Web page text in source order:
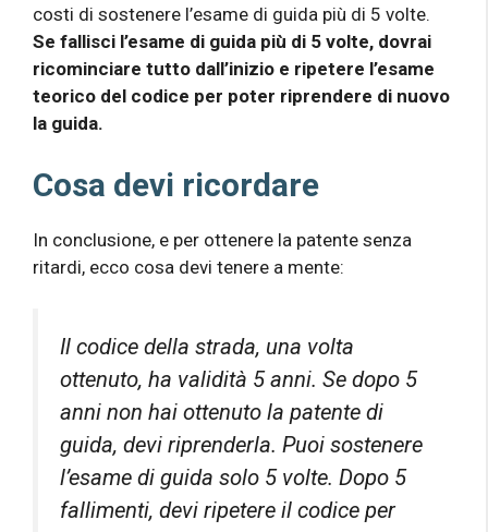
costi di sostenere l’esame di guida più di 5 volte.
Se fallisci l’esame di guida più di 5 volte, dovrai
ricominciare tutto dall’inizio e ripetere l’esame
teorico del codice per poter riprendere di nuovo
la guida.
Cosa devi ricordare
In conclusione, e per ottenere la patente senza
ritardi, ecco cosa devi tenere a mente:
Il codice della strada, una volta
ottenuto, ha validità 5 anni. Se dopo 5
anni non hai ottenuto la patente di
guida, devi riprenderla. Puoi sostenere
l’esame di guida solo 5 volte. Dopo 5
fallimenti, devi ripetere il codice per